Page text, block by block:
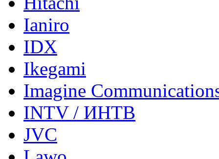
Ianiro
IDX
Ikegami
Imagine
INTV / ИНТВ
JVC